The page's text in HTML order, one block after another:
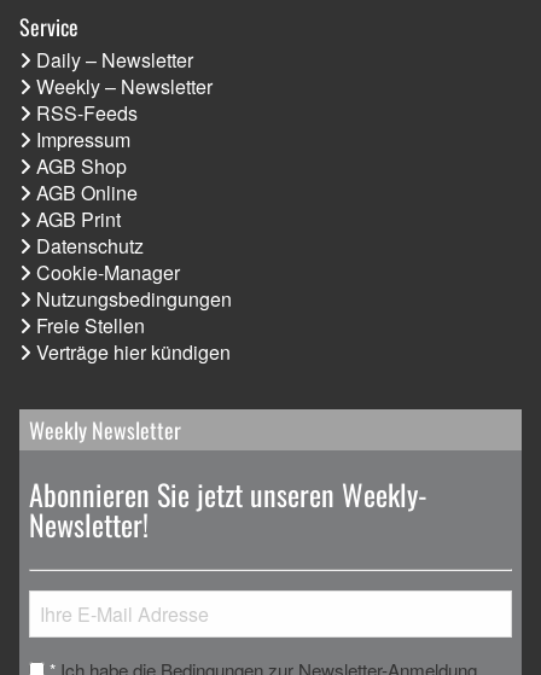
Service
Daily – Newsletter
Weekly – Newsletter
RSS-Feeds
Impressum
AGB Shop
AGB Online
AGB Print
Datenschutz
Cookie-Manager
Nutzungsbedingungen
Freie Stellen
Verträge hier kündigen
Weekly Newsletter
Abonnieren Sie jetzt unseren Weekly-
Newsletter!